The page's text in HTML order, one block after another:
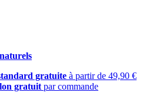
gratuite à partir de 49,90 €
gratuit par commande